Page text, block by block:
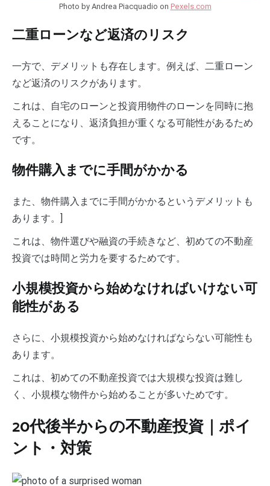
Photo by Andrea Piacquadio on Pexels.com
二重ローンなど返済のリスク
一方で、デメリットも存在します。例えば、二重ローン
など返済のリスクがあります。
これは、自宅のローンと投資用物件のローンを同時に抱
えることになり、返済負担が重くなる可能性があるため
です。
物件購入までに手間がかかる
また、物件購入までに手間がかかるというデメリットも
あります。]
これは、物件選びや融資の手続きなど、初めての不動産
投資では時間と労力を要するためです。
小規模投資から始めなければいけない可
能性がある
さらに、小規模投資から始めなければならない可能性も
あります。
これは、初めての不動産投資では大規模な投資は難し
く、小規模な物件から始めることが多いためです。
20代後半からの不動産投資｜ポイ
ント・対策